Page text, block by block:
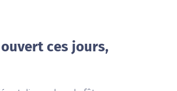
ces jours,